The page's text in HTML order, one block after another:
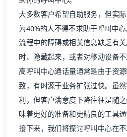
大多数客户希望自助服务，但实
为40%的人不得不求助于呼叫中
流程中的障碍或相关信息缺乏有
时、隐藏起来，或者对移动设备不
高呼叫中心通话量通常是由于资
致，有时源于业务扩张过快。虽
利，但客户满意度下降往往是随
味着更好的准备和更精良的工具通
接下来，我们将探讨呼叫中心在